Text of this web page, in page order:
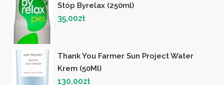
Stóp Byrelax (250ml)
35,00zł
Thank You Farmer Sun Project Water
Krem (50Ml)
130,00zł